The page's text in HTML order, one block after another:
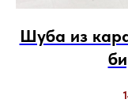
Шуба из